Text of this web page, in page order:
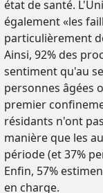
état de santé.
également «les
particulièrement
Ainsi, 92% des
sentiment qu'au
personnes âgées
premier
résidants n'ont
manière que les
période (et 37%
Enfin, 57%
en charge.